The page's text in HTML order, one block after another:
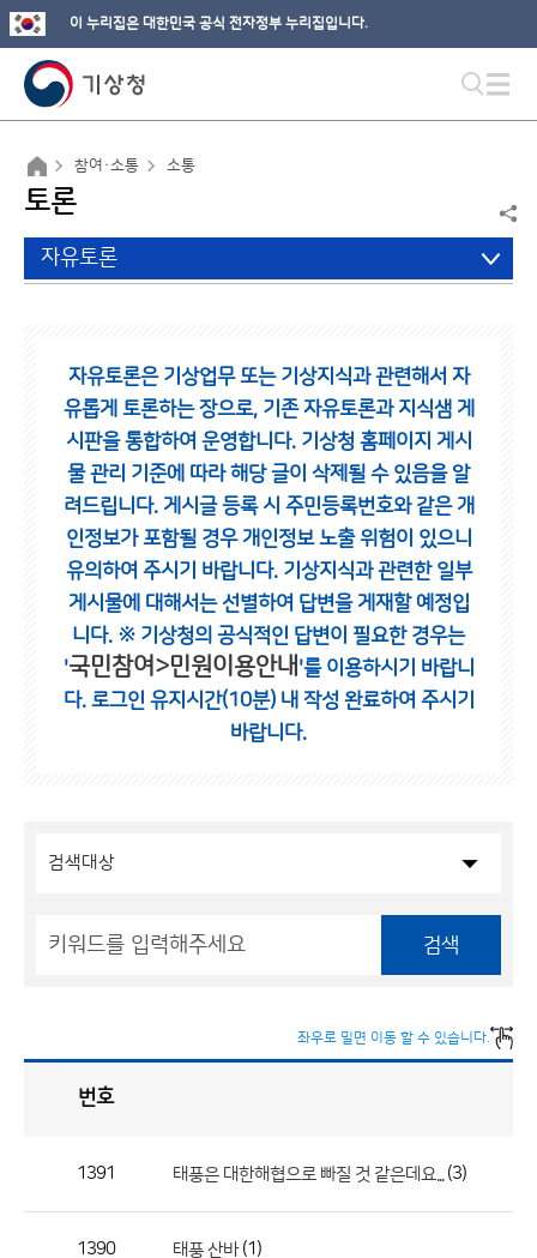
이 누리집은 대한민국 공식 전자정부 누리집입니다.
참여·소통 소통
토론
자유토론
자유토론은 기상업무 또는 기상지식과 관련해서 자
유롭게 토론하는 장으로, 기존 자유토론과 지식샘 게
시판을 통합하여 운영합니다. 기상청 홈페이지 게시
물 관리 기준에 따라 해당 글이 삭제될 수 있음을 알
려드립니다. 게시글 등록 시 주민등록번호와 같은 개
인정보가 포함될 경우 개인정보 노출 위험이 있으니
유의하여 주시기 바랍니다. 기상지식과 관련한 일부
게시물에 대해서는 선별하여 답변을 게재할 예정입
니다. ※ 기상청의 공식적인 답변이 필요한 경우는
'국민참여>민원이용안내 '를 이용하시기 바랍니
다. 로그인 유지시간(10분) 내 작성 완료하여 주시기
바랍니다.
검색
좌우로 밀면 이동 할 수 있습니다.
번호
1391 태풍은 대한해협으로 빠질 것 같은데요... (3)
1390 태풍 산바(1)